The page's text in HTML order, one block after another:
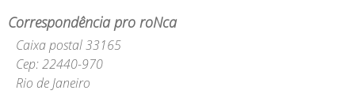
Correspondência pro roNca
Caixa postal 33165
Cep: 22440-970
Rio de Janeiro